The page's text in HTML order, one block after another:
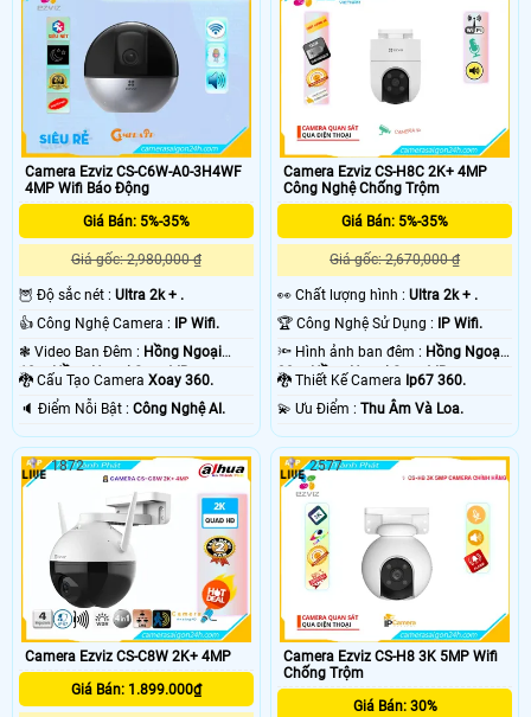
Camera Ezviz CS-C6W-A0-3H4WF
4MP Wifi Báo Động
Giá Bán: 5%-35%
Giá gốc: 2,980,000 ₫
🦉 Độ sắc nét : Ultra 2k + .
👍 Công Nghệ Camera : IP Wifi.
❃ Video Ban Đêm : Hồng Ngoại
10m Hồng Ngoại Smart IR.
🐉️ Cấu Tạo Camera Xoay 360.
️🔈 Điểm Nỗi Bật : Công Nghệ AI.
Camera Ezviz CS-H8C 2K+ 4MP
Công Nghệ Chống Trộm
Giá Bán: 5%-35%
Giá gốc: 2,670,000 ₫
️👀 Chất lượng hình :Ultra 2k + .
🏆 Công Nghệ Sử Dụng : IP Wifi.
🔦 Hình ảnh ban đêm : Hồng Ngoại
30m Hồng Ngoại Smart IR.
🐉️ Thiết Kế Camera Ip67 360.
️💫 Ưu Điểm :Thu Âm Và Loa.
Camera Ezviz CS-C8W 2K+ 4MP
Giá Bán: 1.899.000₫
1872
Camera Ezviz CS-H8 3K 5MP Wifi
Chống Trộm
Giá Bán: 30%
2577